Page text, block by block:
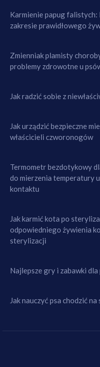
Karmienie papug
zakresie prawidłowego
Zmienniak plamisty
problemy zdrowotne u
Jak radzić sobie z
Jak urządzić bezpieczne
właścicieli czworonogów
Termometr bezdotykowy
do mierzenia temperatury
kontaktu
Jak karmić kota po
odpowiedniego żywienia
sterylizacji
Najlepsze gry i zabawki dla
Jak nauczyć psa chodzić